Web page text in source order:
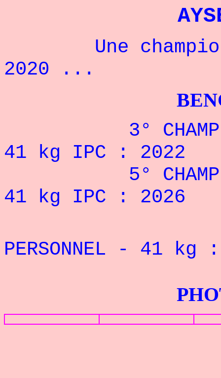
Une
2020 ...
3°
41 kg IPC
: 2022
5°
41 kg IPC
: 2026
PERSONNEL - 41 kg
PHOTOS